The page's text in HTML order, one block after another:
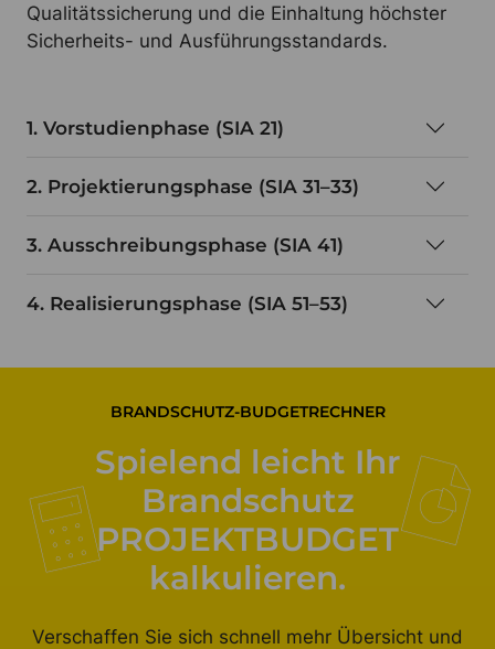
Qualitätssicherung und die Einhaltung höchster
Sicherheits- und Ausführungsstandards.
1. Vorstudienphase (SIA 21)
2. Projektierungsphase (SIA 31–33)
3. Ausschreibungsphase (SIA 41)
4. Realisierungsphase (SIA 51–53)
BRANDSCHUTZ-BUDGETRECHNER
Spielend leicht Ihr
Brandschutz
PROJEKTBUDGET
kalkulieren.
Verschaffen Sie sich schnell mehr Übersicht und